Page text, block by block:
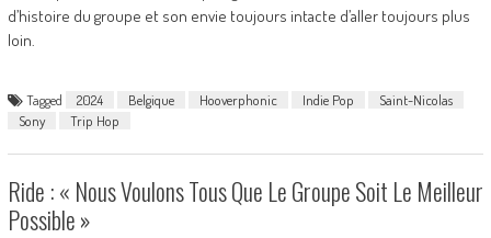
d’histoire du groupe et son envie toujours intacte d’aller toujours plus
loin.
Tagged 2024 Belgique Hooverphonic Indie Pop
Saint-Nicolas
Sony
Trip Hop
Ride : « Nous Voulons Tous Que Le Groupe Soit Le Meilleur
Possible »